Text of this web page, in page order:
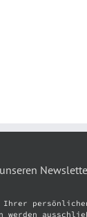
Ihrer
werden